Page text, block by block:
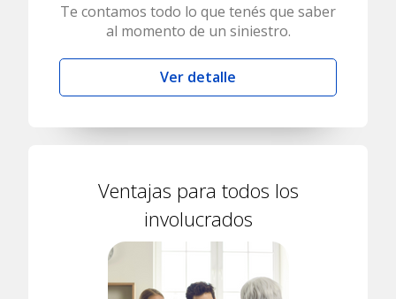
Te contamos todo lo que tenés que saber
al momento de un siniestro.
Ver detalle
Ventajas para todos los
involucrados